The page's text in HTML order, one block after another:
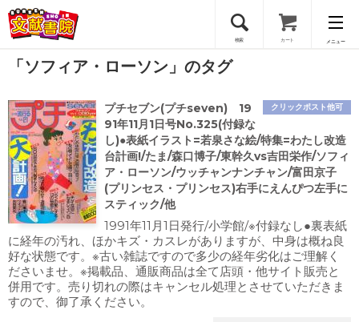
検索 カート メニュー
会員登録
ログイン
「ソフィア・ローソン」のタグ
クリックポスト他可
プチセブン(プチseven) 19
91年11月1日号No.325(付録な
し)●表紙イラスト=若泉さな絵/特集=わたし改造
台計画!/たま/森口博子/東幹久vs吉田栄作/ソフィ
ア・ローソン/ウッチャンナンチャン/富田京子
(プリンセス・プリンセス)右手にえんぴつ左手に
スティック/他
1991年11月1日発行/小学館/※付録なし●裏表紙
に経年の汚れ、ほかキズ・カスレがありますが、中身は概ね良
好な状態です。※古い雑誌ですので多少の経年劣化はご理解く
ださいませ。※掲載品、通販商品は全て店頭・他サイト販売と
併用です。売り切れの際はキャンセル処理とさせていただきま
すので、御了承ください。